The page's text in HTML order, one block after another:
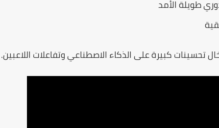
طويلة الأمد
تحسينات كبيرة على الذكاء الاصطناعي وتفاعلات اللاعبين.